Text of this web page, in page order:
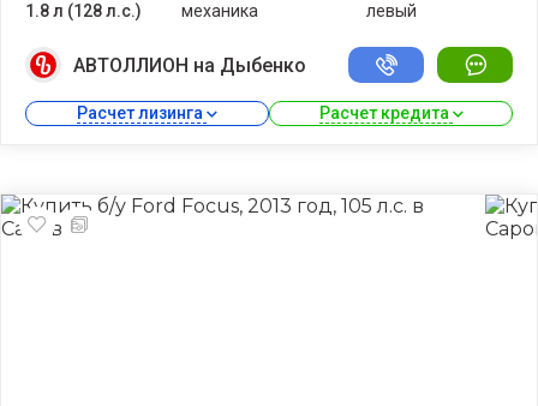
1.8 л (128 л.с.)
механика
левый
АВТОЛЛИОН на Дыбенко
Расчет лизинга Расчет кредита